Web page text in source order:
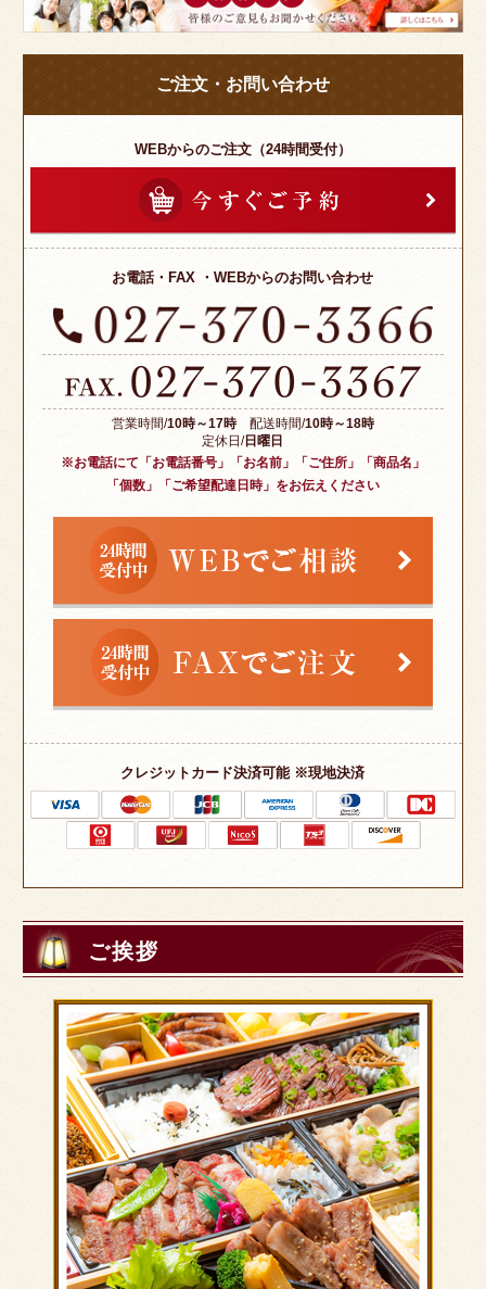
様
の
見
お
か
せ
ご注文・お問い合わせ
WEBからのご注文（24時間受付）
お電話・FAX ・WEBからのお問い合わせ
営業時間/10時～17時配送時間/10時～18時
定休日/日曜日
※お電話にて「お電話番号」「お名前」「ご住所」「商品名」
「個数」「ご希望配達日時」をお伝えください
クレジットカード決済可能 ※現地決済
ご挨拶